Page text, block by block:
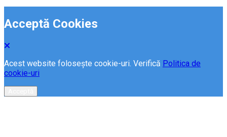
Acceptă Cookies
Acest website folosește cookie-uri. Verifică Politica de
cookie-uri